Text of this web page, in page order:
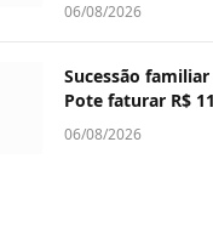
06/08/2026
Sucessão
Pote faturar R$
06/08/2026